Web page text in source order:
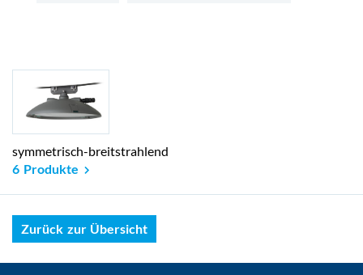
symmetrisch-breitstrahlend
6 Produkte
Zurück zur Übersicht